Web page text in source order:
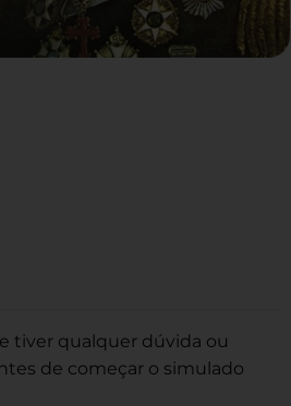
tiver qualquer dúvida ou
de começar o simulado